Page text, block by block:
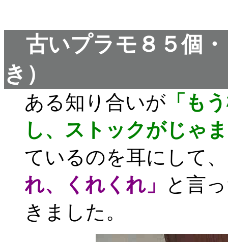
古いプラモ８５個
き）
ある知り合いが 「も
し、ストックがじゃ
ているのを耳にして、
れ、くれくれ」
と言
きました。